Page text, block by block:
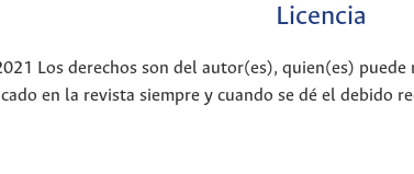
Licencia
Los derechos son del autor(es), quien(es)
en la revista siempre y cuando se dé el debido